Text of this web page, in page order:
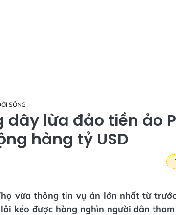
SỐNG
dây lừa đảo tiền ảo
hàng tỷ USD
vừa thông tin vụ án lớn nhất từ
kéo được hàng nghìn người dân